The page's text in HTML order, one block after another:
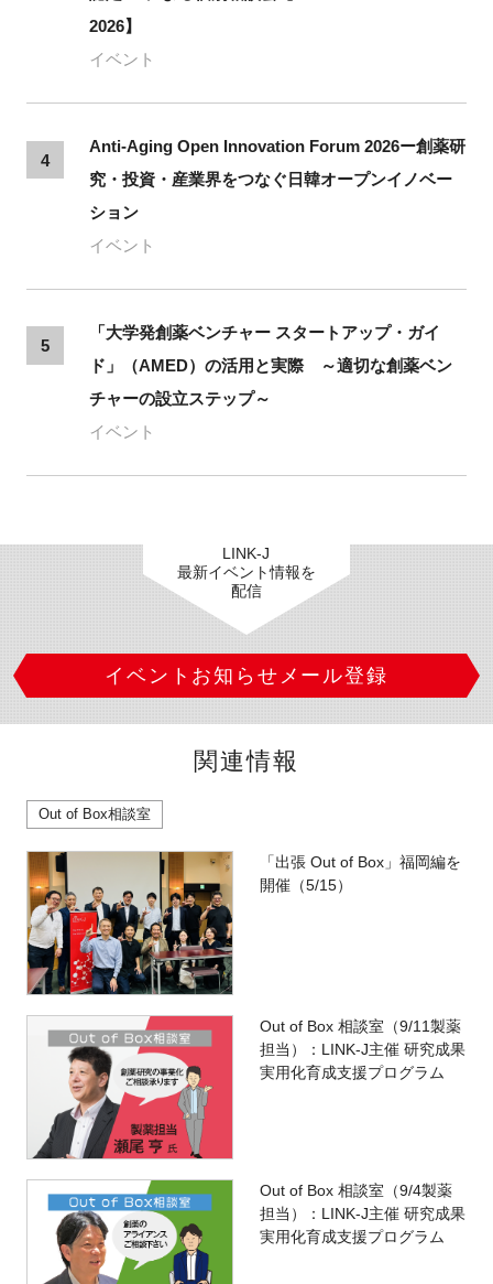
2026】
イベント
4
Anti-Aging Open Innovation Forum 2026ー創薬研
究・投資・産業界をつなぐ日韓オープンイノベー
ション
イベント
5
「大学発創薬ベンチャー スタートアップ・ガイ
ド」（AMED）の活用と実際 ～適切な創薬ベン
チャーの設立ステップ～
イベント
LINK-J
最新イベント情報を
配信
イベントお知らせメール登録
関連情報
Out of Box相談室
「出張 Out of Box」福岡編を
開催（5/15）
Out of Box 相談室（9/11製薬
担当）：LINK-J主催 研究成果
実用化育成支援プログラム
Out of Box 相談室（9/4製薬
担当）：LINK-J主催 研究成果
実用化育成支援プログラム